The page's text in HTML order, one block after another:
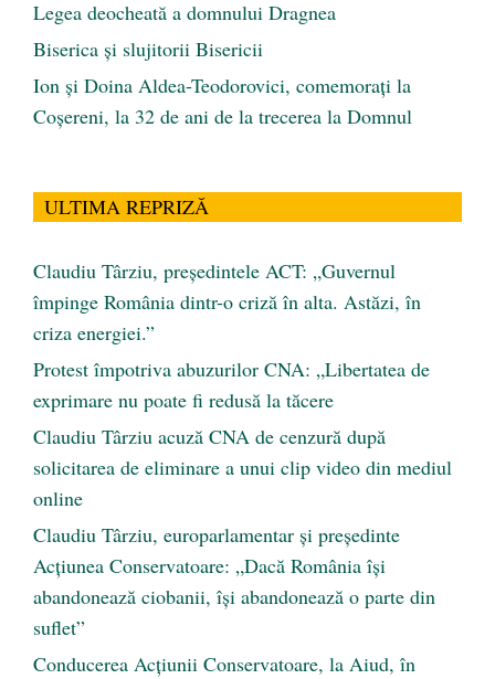
Legea deocheată a domnului Dragnea
Biserica și slujitorii Bisericii
Ion și Doina Aldea-Teodorovici, comemorați la
Coșereni, la 32 de ani de la trecerea la Domnul
ULTIMA REPRIZĂ
Claudiu Târziu, președintele ACT: „Guvernul
împinge România dintr-o criză în alta. Astăzi, în
criza energiei.”
Protest împotriva abuzurilor CNA: „Libertatea de
exprimare nu poate fi redusă la tăcere
Claudiu Târziu acuză CNA de cenzură după
solicitarea de eliminare a unui clip video din mediul
online
Claudiu Târziu, europarlamentar și președinte
Acțiunea Conservatoare: „Dacă România își
abandonează ciobanii, își abandonează o parte din
suflet”
Conducerea Acțiunii Conservatoare, la Aiud, în